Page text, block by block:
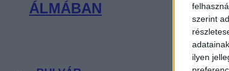
szerint
ilyen
ÁLMÁBAN